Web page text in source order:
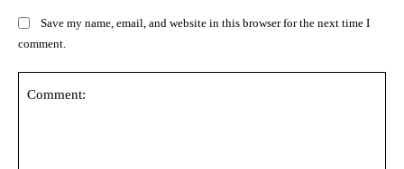
Save my name, email, and website in this browser for the next time I
comment.